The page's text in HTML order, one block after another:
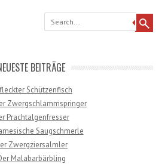
Search
BEITRÄGE
Schützenfisch
Zwergschlammspringer
Prachtalgenfresser
Saugschmerle
Zwergziersalmler
Malabarbärbling